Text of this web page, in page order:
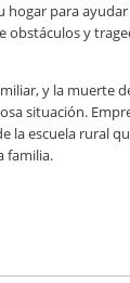
hogar para
obstáculos y
y la muerte
situación.
la escuela rural
familia.